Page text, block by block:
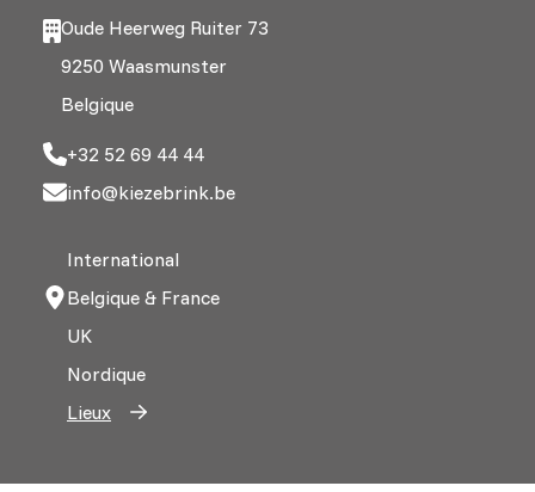
Oude Heerweg Ruiter 73
9250 Waasmunster
Belgique
+32 52 69 44 44
info@kiezebrink.be
International
Belgique & France
UK
Nordique
Lieux